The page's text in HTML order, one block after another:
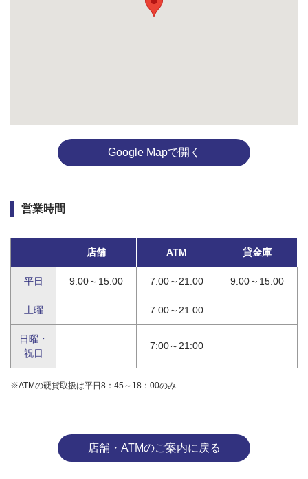
Google Mapで開く
営業時間
店舗 ATM 貸金庫
平日 9:00～15:00 7:00～21:00 9:00～15:00
土曜 7:00～21:00
日曜・
祝日
7:00～21:00
※ATMの硬貨取扱は平日8：45～18：00のみ
店舗・ATMのご案内に戻る